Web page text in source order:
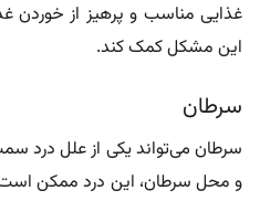
غذایی مناسب و پرهیز از خوردن
این مشکل کمک کند.
سرطان
سرطان می‌تواند یکی از علل
و محل سرطان، این درد ممکن